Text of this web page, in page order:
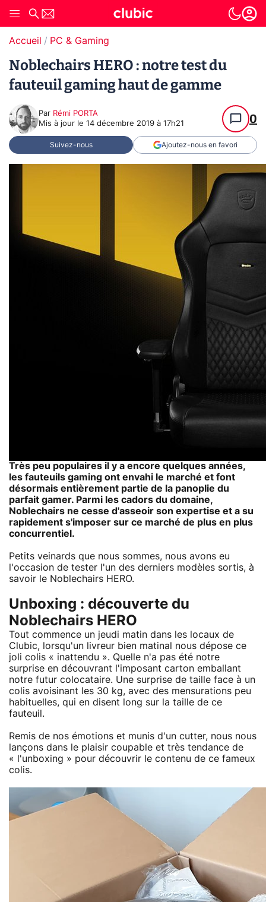
Accueil PC & Gaming
Noblechairs HERO : notre test du
fauteuil gaming haut de gamme
Par Rémi PORTA
Mis à jour le 14 décembre 2019 à 17h21 0
Suivez-nous Ajoutez-nous en favori
Très peu populaires il y a encore quelques années,
les fauteuils gaming ont envahi le marché et font
désormais entièrement partie de la panoplie du
parfait gamer. Parmi les cadors du domaine,
Noblechairs ne cesse d'asseoir son expertise et a su
rapidement s'imposer sur ce marché de plus en plus
concurrentiel.
Petits veinards que nous sommes, nous avons eu
l'occasion de tester l'un des derniers modèles sortis, à
savoir le Noblechairs HERO.
Unboxing : découverte du
Noblechairs HERO
Tout commence un jeudi matin dans les locaux de
Clubic, lorsqu'un livreur bien matinal nous dépose ce
joli colis « inattendu ». Quelle n'a pas été notre
surprise en découvrant l'imposant carton emballant
notre futur colocataire. Une surprise de taille face à un
colis avoisinant les 30 kg, avec des mensurations peu
habituelles, qui en disent long sur la taille de ce
fauteuil.
Remis de nos émotions et munis d'un cutter, nous nous
lançons dans le plaisir coupable et très tendance de
« l'unboxing » pour découvrir le contenu de ce fameux
colis.